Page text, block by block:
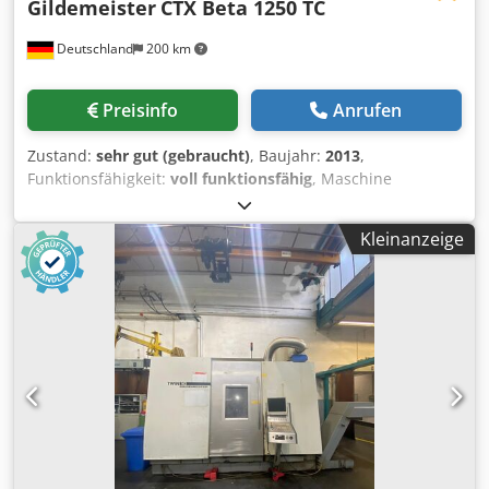
Deutschland 200 km
Gildemeister CTX Beta 1250 TC
Preisinfo Anrufen
Zustand: sehr gut (gebraucht), Baujahr: 2013,
Funktionsfähigkeit: voll funktionsfähig, Maschine
Gesamtstunden 3200 h Spindelstunden 470 Gildemeister
CTX Beta 1250 TC, Baujahr 2013, Steuerung Siemens 840D
ERGOline mit ShopTurn Hauptspindel als integrierter
Spindel motor, ISM 76, Antriebsleistung 25/34 KW
(100/40% ED), 5000 min-1 Hohlspanneinrichtung (hydr.),
Zugrohrinnen-0 67 mm Max. Zugkraft 68 kN bei Pmax. 45
bar C-Achse und Spindelbremse (hydr.) Kreuzschlitten
oben mit Dreh-/Fräs-spindel als Motorspindel, mit
hydraulischer Klemmung beim Drehen Aufnahme HSK-63A
DIN 69893 Y-Achse± 100 mm B-Achse ±110° mit
pneumatischer Klemmung Drehlänge 1250 mm Werkzeug-
Scheibenmagazin 1 x 24fach Reitstock automatisch,
hydraulisch positionierbar mit eingebauter
Kleinanzeige